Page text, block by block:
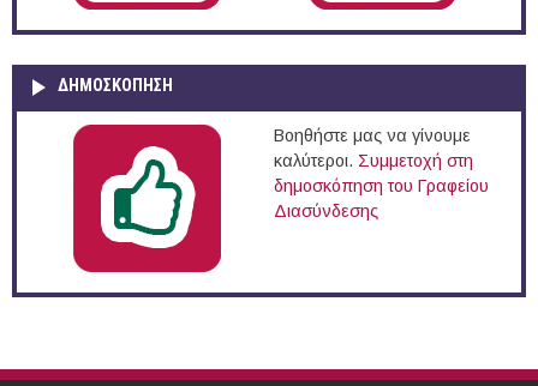
ΔΗΜΟΣΚΌΠΗΣΗ
Βοηθήστε μας να γίνουμε
καλύτεροι. Συμμετοχή στη
δημοσκόπηση του Γραφείου
Διασύνδεσης